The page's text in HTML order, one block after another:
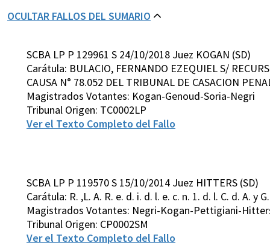
OCULTAR FALLOS DEL SUMARIO
SCBA LP P 129961 S 24/10/2018 Juez KOGAN (SD)
Carátula: BULACIO, FERNANDO EZEQUIEL S/
CAUSA N° 78.052 DEL TRIBUNAL DE CASACION
Magistrados Votantes: Kogan-Genoud-Soria-Negri
Tribunal Origen: TC0002LP
Ver el Texto Completo del Fallo
SCBA LP P 119570 S 15/10/2014 Juez HITTERS (SD)
Carátula: R. ,L. A. R. e. d. i. d. l. e. c. n. 1. d. l. C. d. A. y
Magistrados Votantes: Negri-Kogan-Pettigiani-
Tribunal Origen: CP0002SM
Ver el Texto Completo del Fallo